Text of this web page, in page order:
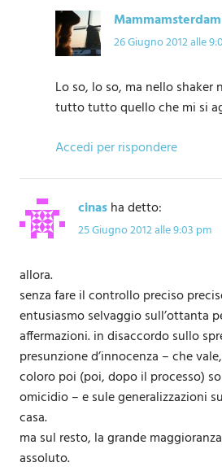
Mammamsterdam
26 Giugno 2012 alle
Lo so, lo so, ma nello
tutto tutto quello che mi si
Accedi per rispondere
cinasha detto:
25 Giugno 2012 alle 9:03 pm
allora.
senza fare il controllo preciso
entusiasmo selvaggio sull’ottanta
affermazioni. in disaccordo sullo
presunzione d’innocenza – che
coloro poi (poi, dopo il processo)
omicidio – e sule generalizzazioni
casa.
ma sul resto, la grande
assoluto.